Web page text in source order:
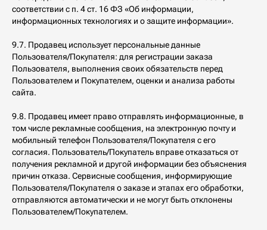
соответствии с п. 4 ст. 16 ФЗ «Об информации,
информационных технологиях и о защите информации».
9.7. Продавец использует персональные данные
Пользователя/Покупателя: для регистрации заказа
Пользователя, выполнения своих обязательств перед
Пользователем и Покупателем, оценки и анализа работы
сайта.
9.8. Продавец имеет право отправлять информационные, в
том числе рекламные сообщения, на электронную почту и
мобильный телефон Пользователя/Покупателя с его
согласия. Пользователь/Покупатель вправе отказаться от
получения рекламной и другой информации без объяснения
причин отказа. Сервисные сообщения, информирующие
Пользователя/Покупателя о заказе и этапах его обработки,
отправляются автоматически и не могут быть отклонены
Пользователем/Покупателем.